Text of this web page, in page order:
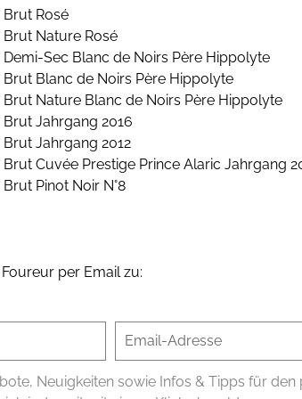
Rosé
Nature Rosé
Sec Blanc de Noirs Père Hippolyte
Blanc de Noirs Père Hippolyte
Nature Blanc de Noirs Père Hippolyte
Jahrgang 2016
Jahrgang 2012
Cuvée Prestige Prince Alaric Jahrgang
Pinot Noir N°8
per Email zu:
Neuigkeiten sowie Infos & Tipps für den